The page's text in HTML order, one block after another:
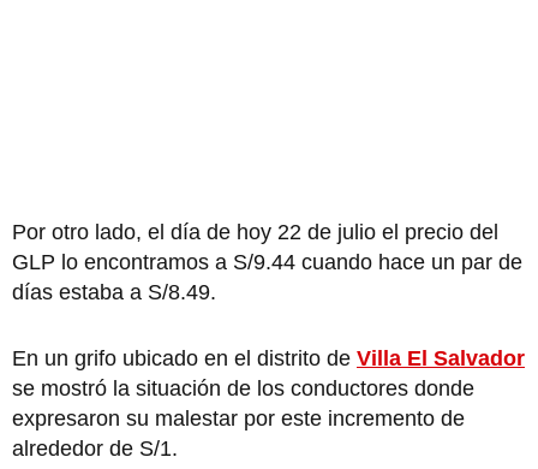
Por otro lado, el día de hoy 22 de julio el precio del
GLP lo encontramos a S/9.44 cuando hace un par de
días estaba a S/8.49.
En un grifo ubicado en el distrito de Villa El Salvador
se mostró la situación de los conductores donde
expresaron su malestar por este incremento de
alrededor de S/1.